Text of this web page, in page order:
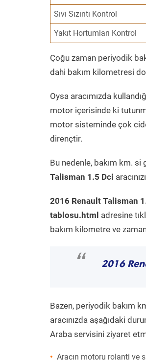
Sıvı Sızıntı Kontrol
Yakıt Hortumları Kontrol
Çoğu zaman periyodik
dahi bakım kilometresi
Oysa aracımızda
motor içerisinde ki
motor sisteminde çok
dirençtir.
Bu nedenle, bakım km.
Talisman 1.5 Dci
2016 Renault Talisman
tablosu.html adresine
bakım kilometre ve
“ 2016
Bazen, periyodik bakım
aracınızda aşağıdaki
Araba servisini ziyaret
Aracın motoru rolanti ve